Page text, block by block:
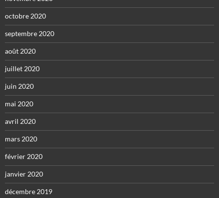
octobre 2020
septembre 2020
août 2020
juillet 2020
juin 2020
mai 2020
avril 2020
mars 2020
février 2020
janvier 2020
décembre 2019